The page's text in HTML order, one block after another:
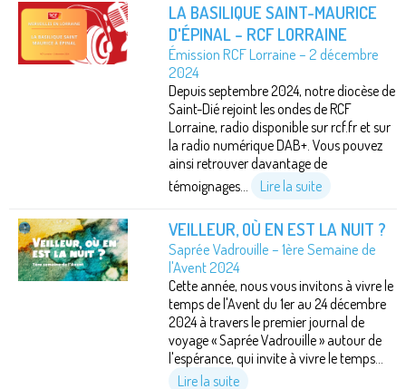
LA BASILIQUE SAINT-MAURICE
D'ÉPINAL – RCF LORRAINE
Émission RCF Lorraine – 2 décembre
2024
Depuis septembre 2024, notre diocèse de
Saint-Dié rejoint les ondes de RCF
Lorraine, radio disponible sur rcf.fr et sur
la radio numérique DAB+. Vous pouvez
ainsi retrouver davantage de
témoignages...
Lire la suite
VEILLEUR, OÙ EN EST LA NUIT ?
Saprée Vadrouille – 1ère Semaine de
l'Avent 2024
Cette année, nous vous invitons à vivre le
temps de l'Avent du 1er au 24 décembre
2024 à travers le premier journal de
voyage « Saprée Vadrouille » autour de
l'espérance, qui invite à vivre le temps...
Lire la suite